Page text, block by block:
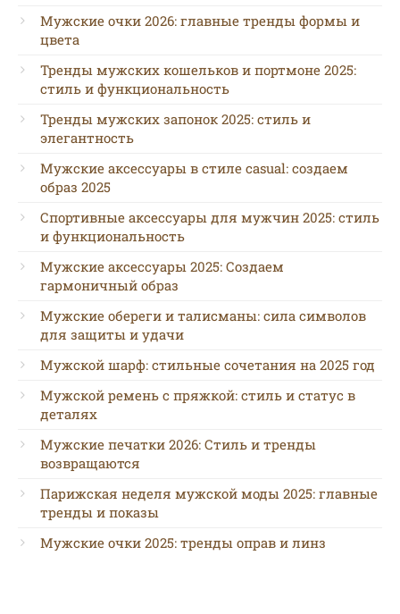
Мужские очки 2026: главные тренды формы и
цвета
Тренды мужских кошельков и портмоне 2025:
стиль и функциональность
Тренды мужских запонок 2025: стиль и
элегантность
Мужские аксессуары в стиле casual: создаем
образ 2025
Спортивные аксессуары для мужчин 2025: стиль
и функциональность
Мужские аксессуары 2025: Создаем
гармоничный образ
Мужские обереги и талисманы: сила символов
для защиты и удачи
Мужской шарф: стильные сочетания на 2025 год
Мужской ремень с пряжкой: стиль и статус в
деталях
Мужские печатки 2026: Стиль и тренды
возвращаются
Парижская неделя мужской моды 2025: главные
тренды и показы
Мужские очки 2025: тренды оправ и линз